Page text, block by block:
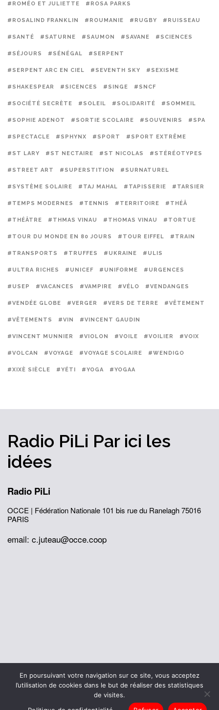
#ROMÉO ET JULIETTE #ROSA PARKS
#ROSALIND FRANKLIN #ROUMANIE #RUGBY #RUISSEAU
#SANTÉ #SATURNE #SAUMON #SAVANE #SCIENCES
#SÉJOURS #SÉNÉGAL #SERPENT
#SERPENT ARC EN CIEL #SEVENTH SKY #SEXISME
#SHAKESPEAR #SICENCES #SINGE #SNCF
#SOCIÉTÉ SECRÈTE #SOLEIL #SOLIDARITÉ #SOMMEIL
#SOPHIE ADENOT #SORTIE SCOLAIRE #SOUVENIRS #SPA
#SPECTACLE #SPHYNX #SPORT #SPORT EXTRÊME
#ST LARY #ST NECTAIRE #ST NICOLAS #STÉRÉOTYPES
#STREET ART #SUPERSTITION #SURNATUREL
#SYSTÈME SOLAIRE #TAJ MAHAL #TAPISSERIE #TARSIER
#TEMPS MODERNES #TENNIS #TERRITOIRE #THÉÂ
#THÉÂTRE #THMAS VINAU #THOMAS VINAU #TORTUE
#TOUR DU MONDE EN 80 JOURS #TOUR EIFFEL #TRAIN
#TRANSPORTS #TRUFFES #UKRAINE #ULIS
#ULTRA RICHES #UNICEF #UNIFORME #URGENCES
#USEP #VACANCES #VAMPIRE #VÉLO #VENDANGES
#VENDÉE GLOBE #VERGER #VERS DE TERRE #VÊTEMENT
#VÊTEMENTS #VIN #VINCENT GAUDIN
#VINCENT MUNNIER #VIOLON #VOILE #VOILIER #VOIX
#VOLCAN #VOYAGE #VOYAGE SCOLAIRE #WENDIGO
#XIXÈ SIÈCLE #YÉTI #YOGA #YOGAA
Radio PiLi Par ici les
idées
Radio PiLi
OCCE | Fédération Nationale 101 bis rue du Ranelagh75016
PARIS
email: c.juteau@occe.coop
© 2026 Office Central de la Coopération à l'École
Mentions légales
Politique de confidentialité
L’histoire de I’OCCE
En poursuivant votre navigation sur ce site, vous acceptez
l’utilisation de cookies dans le but de réaliser des statistiques
de visites.